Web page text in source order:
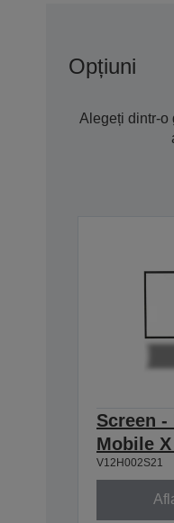
Opțiuni
Alegeți dintr-o
Screen -
Mobile
V12H002S21